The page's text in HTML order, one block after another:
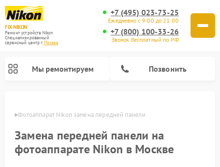
FIX-NIKON
Ремонт устройств Nikon
Специализированный
cервисный центр г.Москва
+7 (495) 023-73-25
Ежедневно с 9:00 до 21:00
+7 (800) 100-33-26
Звонок бесплатный по РФ
Мы ремонтируем Позвонить
Фотоаппарат Nikon замена передней панели
Замена передней панели на
фотоаппарате Nikon в Москве